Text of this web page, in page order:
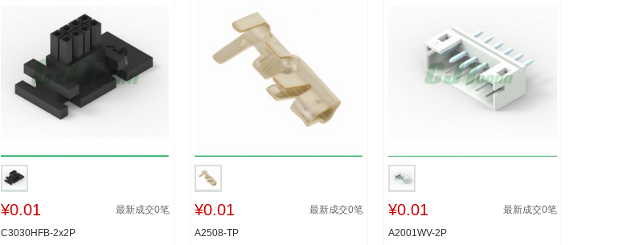
¥0.01 最新成交0笔
C3030HFB-2x2P
¥0.01 最新成交0笔
A2508-TP
¥0.01 最新成交0笔
A2001WV-2P